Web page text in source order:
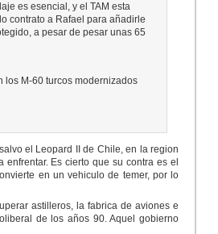
es esencial, y el TAM esta
contrato a Rafael para añadirle
a pesar de pesar unas 65
los M-60 turcos modernizados
el Leopard II de Chile, en la region
Es cierto que su contra es el
en un vehiculo de temer, por lo
astilleros, la fabrica de aviones e
de los años 90. Aquel gobierno